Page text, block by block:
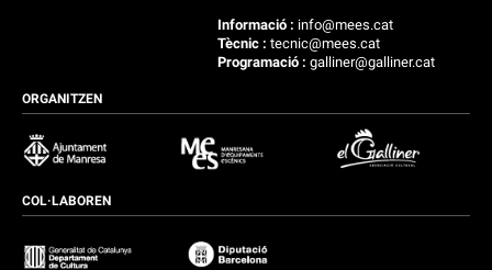
Informació : info@mees.cat
Tècnic :tecnic@mees.cat
Programació :galliner@galliner.cat
ORGANITZEN
COL·LABOREN